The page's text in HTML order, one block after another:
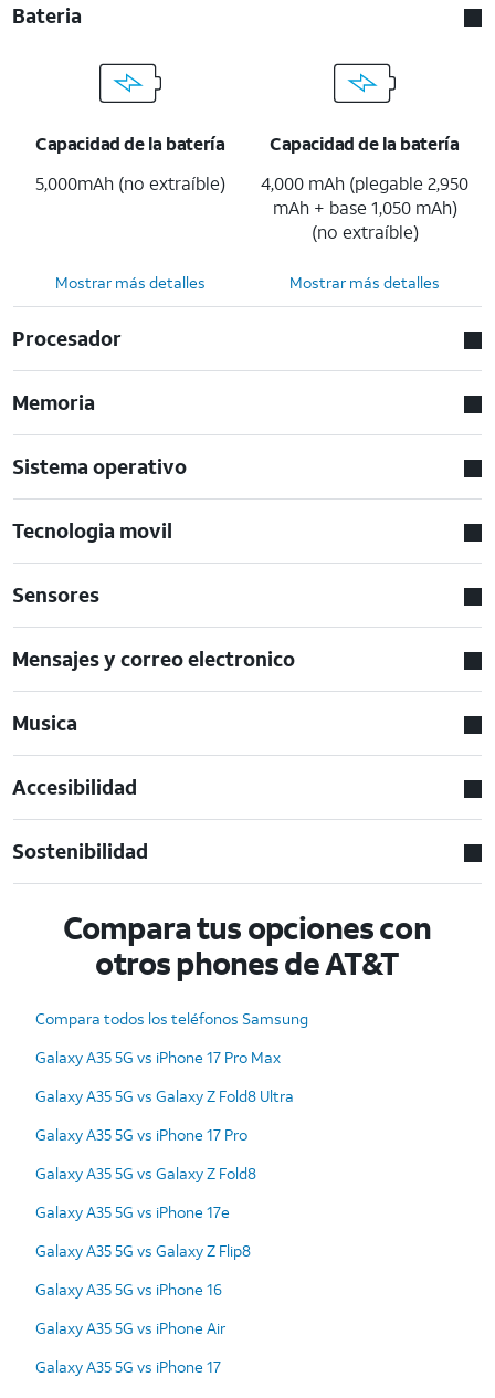
Bateria
Capacidad de la batería
5,000mAh (no extraíble)
Capacidad de la batería
4,000 mAh (plegable 2,950
mAh + base 1,050 mAh)
(no extraíble)
Mostrar más detalles Mostrar más detalles
Procesador
Memoria
Sistema operativo
Tecnologia movil
Sensores
Mensajes y correo electronico
Musica
Accesibilidad
Sostenibilidad
Compara tus opciones con
otros phones de AT&T
Compara todos los teléfonos Samsung
Galaxy A35 5G vs iPhone 17 Pro Max
Galaxy A35 5G vs Galaxy Z Fold8 Ultra
Galaxy A35 5G vs iPhone 17 Pro
Galaxy A35 5G vs Galaxy Z Fold8
Galaxy A35 5G vs iPhone 17e
Galaxy A35 5G vs Galaxy Z Flip8
Galaxy A35 5G vs iPhone 16
Galaxy A35 5G vs iPhone Air
Galaxy A35 5G vs iPhone 17